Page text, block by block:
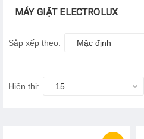
MÁY GIẶT ELECTROLUX
Sắp xếp theo: Mặc định
Hiển thị: 15